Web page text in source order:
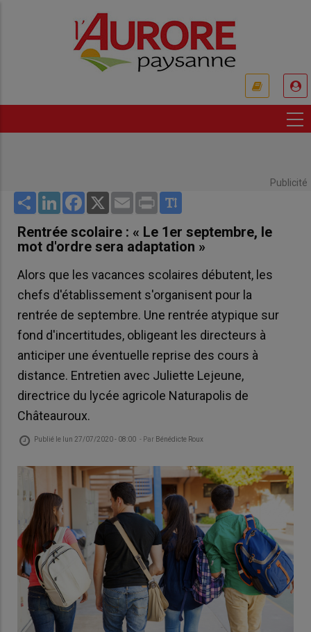
Publicité
Share LinkedInFacebook
X Email Print
Rentrée scolaire : « Le 1er septembre, le
mot d'ordre sera adaptation »
Alors que les vacances scolaires débutent, les
chefs d'établissement s'organisent pour la
rentrée de septembre. Une rentrée atypique sur
fond d'incertitudes, obligeant les directeurs à
anticiper une éventuelle reprise des cours à
distance. Entretien avec Juliette Lejeune,
directrice du lycée agricole Naturapolis de
Châteauroux.
Publié le lun 27/07/2020 - 08:00 - Par Bénédicte Roux